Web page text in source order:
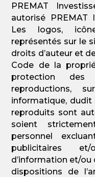
PREMAT
autorisé PREMAT
Les logos,
représentés sur le
droits d’auteur et
Code de la
protection des
reproductions,
informatique,
reproduits sont
soient
personnel
publicitaires
d’information et/ou
dispositions de